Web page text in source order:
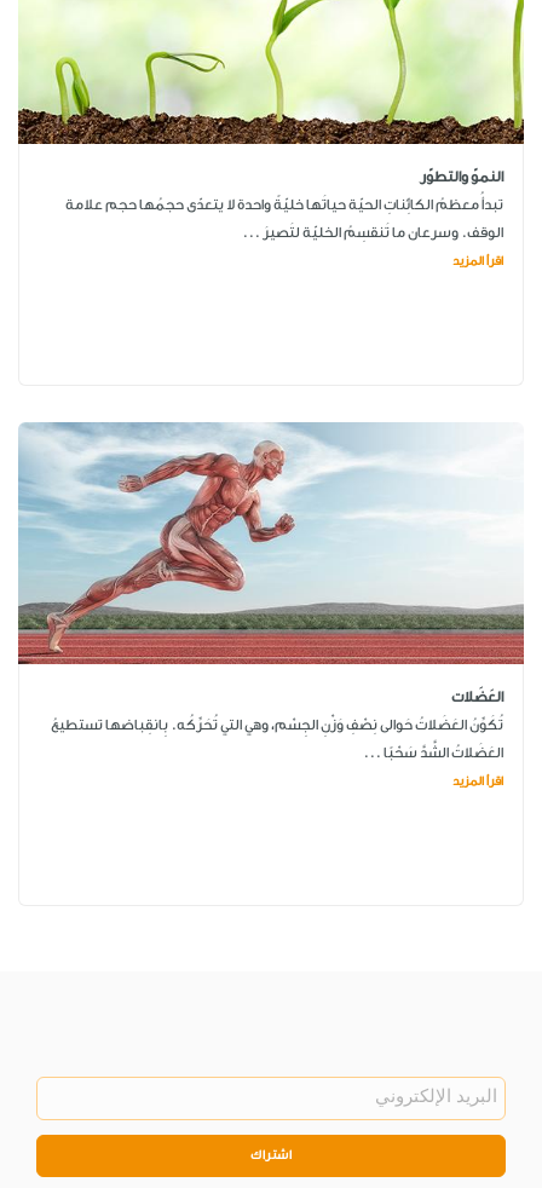
النموّ والتطوّر
تبدأُ معظمُ الكائِناتِ الحيّة حياتَها خليّةً واحدة لا يتعدّى حجمُها حجم علامة
الوقف. وسرعان ما تَنقسِمُ الخليّة لتَصيرَ ...
اقرأ المزيد
العَضَلات
تُكَوِّنُ العَضَلاتُ حَوالى نِصْفِ وَزْنِ الجِسْم، وهي التي تُحَرِّكُه. بِانقِباضها تستطيعُ
العَضَلاتُ الشَّدَّ سَحْبًا ...
اقرأ المزيد
اشتراك